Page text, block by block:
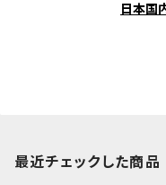
日本国
最近チェックした商品